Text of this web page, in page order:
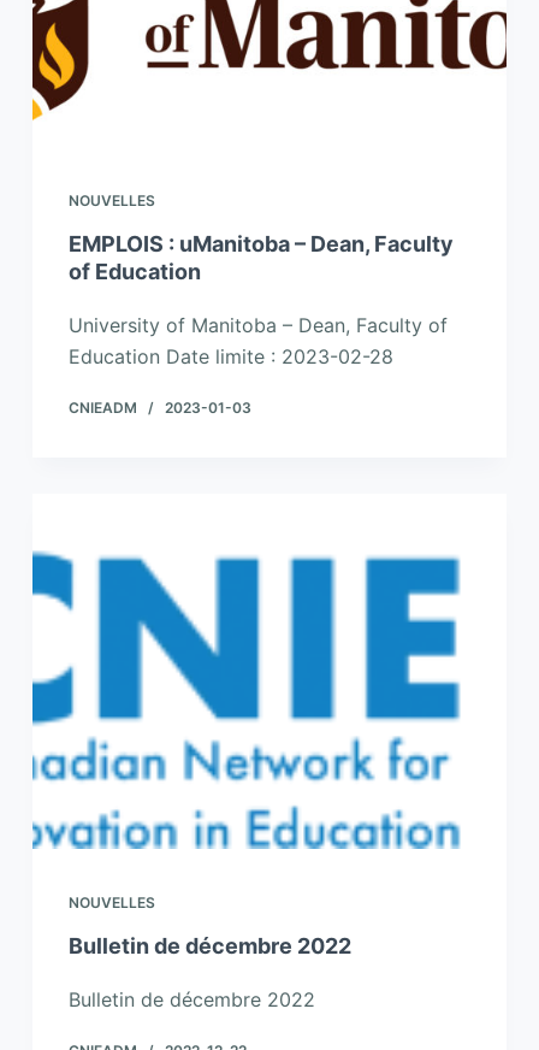
NOUVELLES
EMPLOIS : uManitoba – Dean, Faculty
of Education
University of Manitoba – Dean, Faculty of
Education Date limite : 2023-02-28
CNIEADM 2023-01-03
NOUVELLES
Bulletin de décembre 2022
Bulletin de décembre 2022